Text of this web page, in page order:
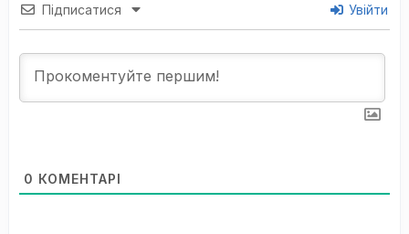
Підписатися Увійти
0 КОМЕНТАРІ